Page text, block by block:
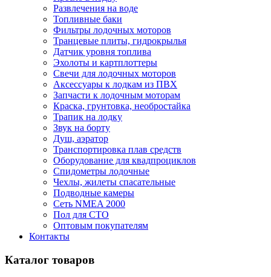
Развлечения на воде
Топливные баки
Фильтры лодочных моторов
Транцевые плиты, гидрокрылья
Датчик уровня топлива
Эхолоты и картплоттеры
Cвечи для лодочных моторов
Аксессуары к лодкам из ПВХ
Запчасти к лодочным моторам
Краска, грунтовка, необростайка
Трапик на лодку
Звук на борту
Душ, аэратор
Транспортировка плав средств
Оборудование для квадпроциклов
Спидометры лодочные
Чехлы, жилеты спасательные
Подводные камеры
Сеть NMEA 2000
Пол для СТО
Оптовым покупателям
Контакты
Каталог товаров